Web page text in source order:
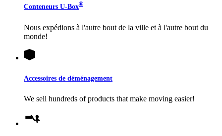
Conteneurs U-Box®
Nous expédions à l'autre bout de la ville et à l'autre bout du
monde!
Accessoires de déménagement
We sell hundreds of products that make moving easier!